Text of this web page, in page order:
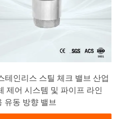
테인리스 스틸 체크 밸브 산업
제어 시스템 및 파이프 라인
유동 방향 밸브